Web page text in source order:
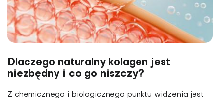
Dlaczego naturalny kolagen jest
niezbędny i co go niszczy?
Z chemicznego i biologicznego punktu widzenia jest